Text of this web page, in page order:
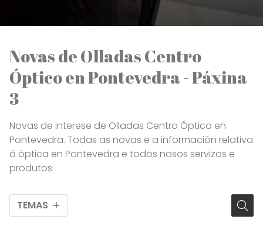
Novas de Olladas Centro
Óptico en Pontevedra - Páxina
3
Novas de interese de Olladas Centro Óptico en
Pontevedra. Todas as novas e a información relativa
á óptica en Pontevedra e todos nosos servizos e
produtos.
TEMAS